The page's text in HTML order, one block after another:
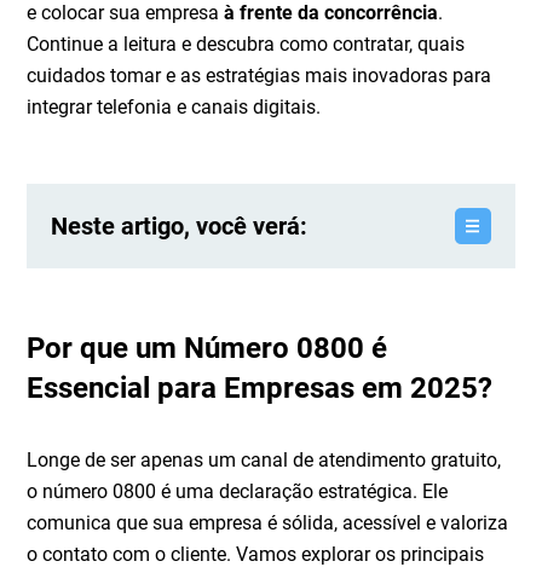
e colocar sua empresaà frente da concorrência.
Continue a leitura e descubra como contratar, quais
cuidados tomar e as estratégias mais inovadoras para
integrar telefonia e canais digitais.
Neste artigo, você verá:
Por que um Número 0800 é
Essencial para Empresas em 2025?
Longe de ser apenas um canal de atendimento gratuito,
o número 0800 é uma declaração estratégica. Ele
comunica que sua empresa é sólida, acessível e valoriza
o contato com o cliente. Vamos explorar os principais